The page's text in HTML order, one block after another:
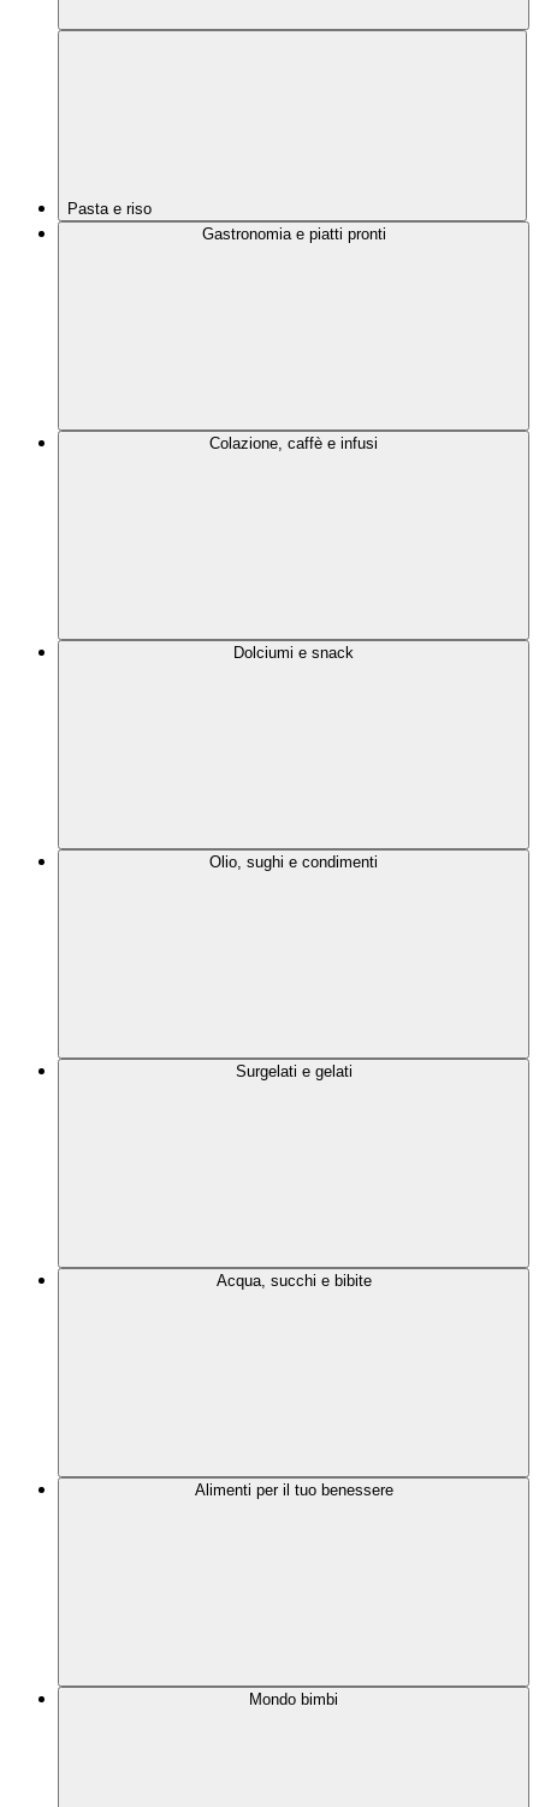
Pasta e riso
Gastronomia e piatti pronti
Colazione, caffè e infusi
Dolciumi e snack
Olio, sughi e condimenti
Surgelati e gelati
Acqua, succhi e bibite
Alimenti per il tuo benessere
Mondo bimbi